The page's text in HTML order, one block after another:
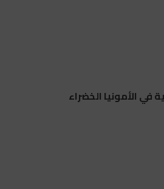
في الأمونيا الخضراء